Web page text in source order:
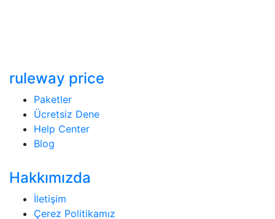
ruleway price
Paketler
Ücretsiz Dene
Help Center
Blog
Hakkımızda
İletişim
Çerez Politikamız